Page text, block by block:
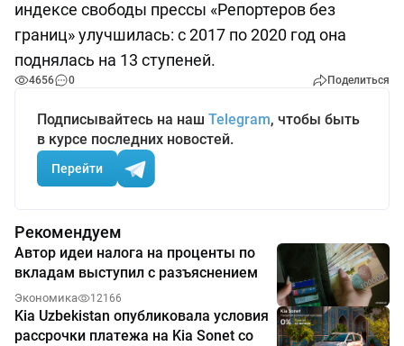
индексе свободы прессы «Репортеров без
границ» улучшилась: с 2017 по 2020 год она
поднялась на 13 ступеней.
4656 0 Поделиться
Подписывайтесь на наш Telegram, чтобы быть
в курсе последних новостей.
Перейти
Рекомендуем
Автор идеи налога на проценты по
вкладам выступил с разъяснением
Экономика 12166
Kia Uzbekistan опубликовала условия
рассрочки платежа на Kia Sonet со